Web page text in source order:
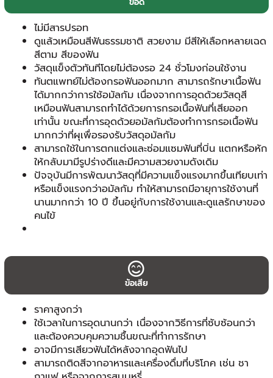
ไม่มีสารปรอท
ดูแล้วเหมือนสีฟันธรรมชาติ สวยงาม มีสีให้เลือกหลายเฉด
สีตาม สีของฟัน
วัสดุแข็งตัวทันทีโดยไม่ต้องรอ 24 ชั่วโมงก่อนใช้งาน
ทันตแพทย์ไม่ต้องกรอฟันออกมาก สามารถรักษาเนื้อฟัน
ได้มากกว่าการใช้อมัลกัม เนื่องจากการอุดด้วยวัสดุสี
เหมือนฟันสามารถทำได้ด้วยการกรอเนื้อฟันที่เสียออก
เท่านั้น ขณะที่การอุดด้วยอมัลกัมต้องทำการกรอเนื้อฟัน
มากกว่าที่ผุเพื่อรองรับวัสดุอมัลกัม
สามารถใช้ในการตกแต่งและซ่อมแซมฟันที่บิ่น แตกหรือหัก
ให้กลับมามีรูปร่างดีและมีความสวยงามดังเดิม
ปัจจุบันมีการพัฒนาวัสดุที่มีความแข็งแรงมากขึ้นเทียบเท่า
หรือแข็งแรงกว่าอมัลกัม ทำให้สามารถมีอายุการใช้งานที่
นานมากกว่า 10 ปี ขึ้นอยู่กับการใช้งานและดูแลรักษาของ
คนไข้
ข้อเสีย
ราคาสูงกว่า
ใช้เวลาในการอุดนานกว่า เนื่องจากวิธีการที่ซับซ้อนกว่า
และต้องควบคุมความชื้นขณะที่ทำการรักษา
อาจมีการเสียวฟันได้หลังจากอุดฟันไป
สามารถติดสีจากอาหารและเครื่องดื่มที่บริโภค เช่น ชา